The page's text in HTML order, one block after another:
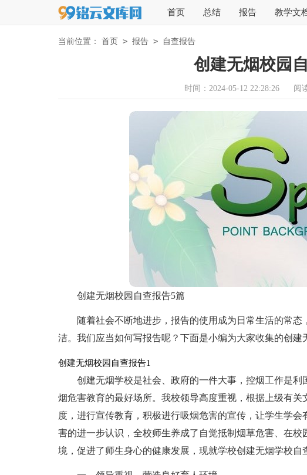
首页 总结 报告 教学文
当前位置： 首页 > 报告 > 自查报告
创建无烟校园
时间：2024-05-12 22:28:26 阅
创建无烟校园自查报告5篇
随着社会不断地进步，报告的使用成为日常生活的常
洁。我们应当如何写报告呢？下面是小编为大家收集的创建
创建无烟校园自查报告1
创建无烟学校是社会、政府的一件大事，控烟工作是
烟危害教育的最好场所。我校领导高度重视，根据上级有关
度，进行宣传教育，积极进行吸烟危害的宣传，让学生学
害的进一步认识，全校师生养成了自觉抵制烟草危害、在
境，促进了师生身心的健康发展，现就学校创建无烟学校自